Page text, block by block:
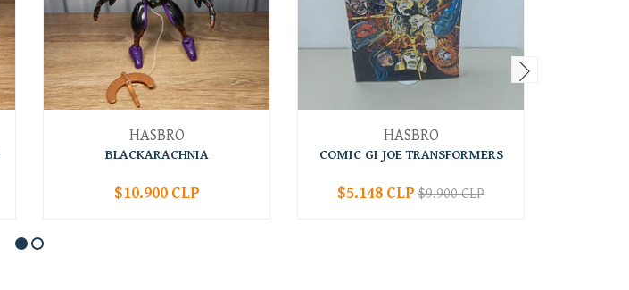
HASBRO
BLACKARACHNIA
+
$10.900 CLP
HASBRO
COMIC GI JOE TRANSFORMERS
+
$5.148 CLP $9.900 CLP